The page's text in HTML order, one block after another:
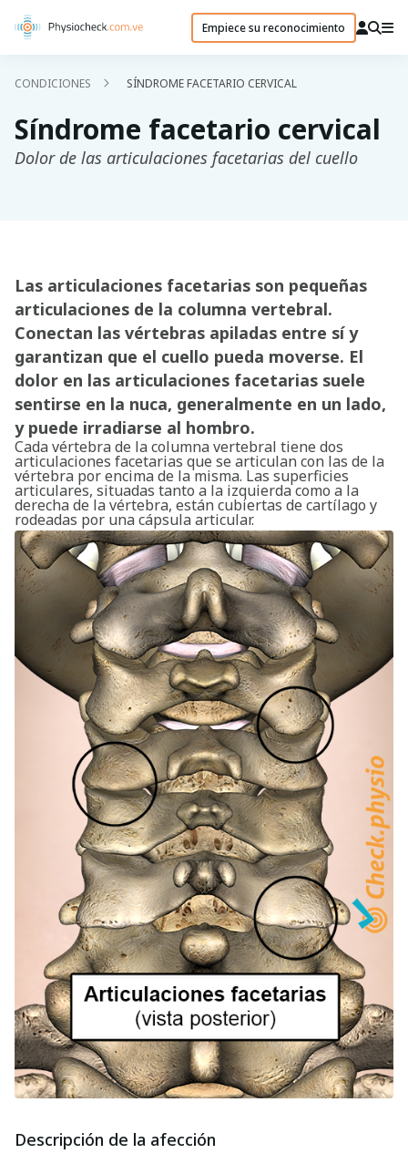
Empiece su reconocimiento
CONDICIONES SÍNDROME FACETARIO CERVICAL
Síndrome facetario cervical
Dolor de las articulaciones facetarias del cuello
Las articulaciones facetarias son pequeñas
articulaciones de la columna vertebral.
Conectan las vértebras apiladas entre sí y
garantizan que el cuello pueda moverse. El
dolor en las articulaciones facetarias suele
sentirse en la nuca, generalmente en un lado,
y puede irradiarse al hombro.
Cada vértebra de la columna vertebral tiene dos
articulaciones facetarias que se articulan con las de la
vértebra por encima de la misma. Las superficies
articulares, situadas tanto a la izquierda como a la
derecha de la vértebra, están cubiertas de cartílago y
rodeadas por una cápsula articular.
Descripción de la afección